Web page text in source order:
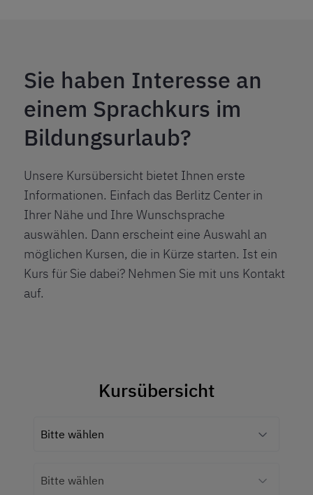
Sie haben Interesse an
einem Sprachkurs im
Bildungsurlaub?
Unsere Kursübersicht bietet Ihnen erste
Informationen. Einfach das Berlitz Center in
Ihrer Nähe und Ihre Wunschsprache
auswählen. Dann erscheint eine Auswahl an
möglichen Kursen, die in Kürze starten. Ist ein
Kurs für Sie dabei? Nehmen Sie mit uns Kontakt
auf.
Kursübersicht